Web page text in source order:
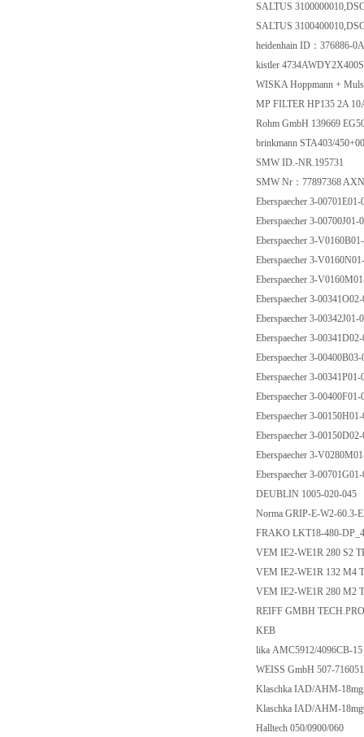
SALTUS
SALTUS
heidenhain ID：376886-
kistler
WISKA Hoppmann +
MP FILTER HP135 2A
Rohm GmbH 139669
brinkmann STA403/
SMW ID.-NR.195731
SMW Nr：77897368
Eberspaecher 3-
Eberspaecher 3-
Eberspaecher 3-
Eberspaecher 3-
Eberspaecher 3-
Eberspaecher 3-
Eberspaecher 3-
Eberspaecher 3-
Eberspaecher 3-
Eberspaecher 3-
Eberspaecher 3-
Eberspaecher 3-
Eberspaecher 3-
Eberspaecher 3-
Eberspaecher 3-
DEUBLIN 1005-020-045
Norma GRIP-E-W2-
FRAKO LKT18-480-
VEM IE2-WE1R 280 S2
VEM IE2-WE1R 132 M4
VEM IE2-WE1R 280 M2
REIFF GMBH
KEB
lika AMC5912/4096CB-
WEISS GmbH 507-
Klaschka IAD/AHM-
Klaschka IAD/AHM-
Halltech 050/0900/060